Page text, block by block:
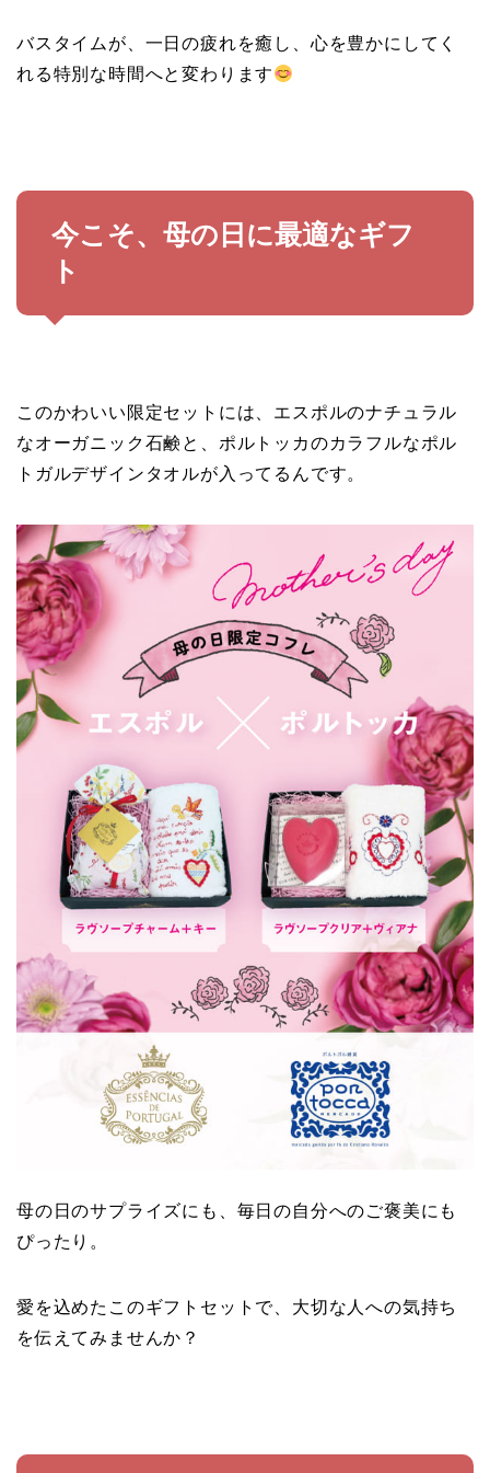
バスタイムが、一日の疲れを癒し、心を豊かにしてく
れる特別な時間へと変わります
今こそ、母の日に最適なギフ
ト
このかわいい限定セットには、エスポルのナチュラル
なオーガニック石鹸と、ポルトッカのカラフルなポル
トガルデザインタオルが入ってるんです。
母の日のサプライズにも、毎日の自分へのご褒美にも
ぴったり。
愛を込めたこのギフトセットで、大切な人への気持ち
を伝えてみませんか？